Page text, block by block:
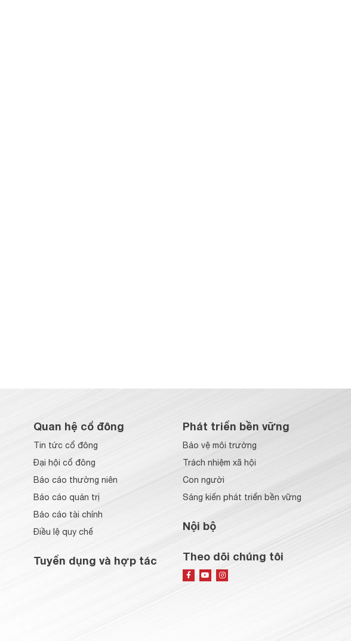
Quan hệ cổ đông
Tin tức cổ đông
Đại hội cổ đông
Báo cáo thường niên
Báo cáo quản trị
Báo cáo tài chính
Điều lệ quy chế
Tuyển dụng và hợp tác
Phát triển bền vững
Bảo vệ môi trường
Trách nhiệm xã hội
Con người
Sáng kiến phát triển bền vững
Nội bộ
Theo dõi chúng tôi